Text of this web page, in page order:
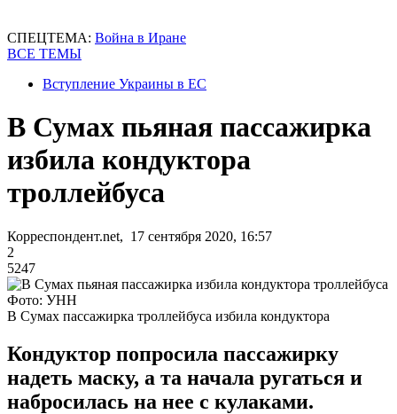
СПЕЦТЕМА: Война в Иране
ВСЕ ТЕМЫ
Вступление Украины в ЕС
В Сумах пьяная пассажирка
избила кондуктора
троллейбуса
Корреспондент.net, 17 сентября 2020, 16:57
2
5247
Фото: УНН
В Сумах пассажирка троллейбуса избила кондуктора
Кондуктор попросила пассажирку
надеть маску, а та начала ругаться и
набросилась на нее с кулаками.